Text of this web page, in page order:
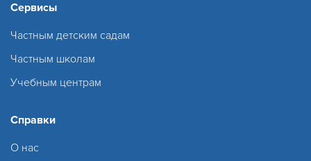
Сервисы
Частным детским садам
Частным школам
Учебным центрам
Справки
О нас